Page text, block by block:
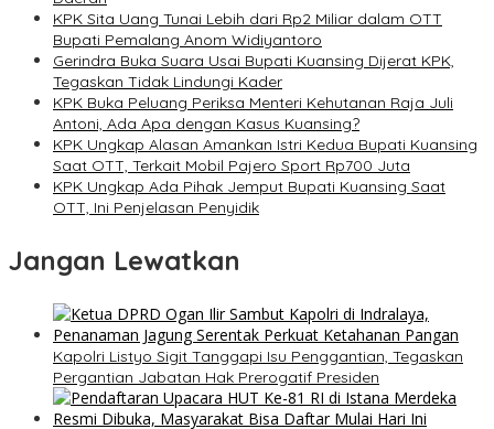
KPK Sita Uang Tunai Lebih dari Rp2 Miliar dalam OTT
Bupati Pemalang Anom Widiyantoro
Gerindra Buka Suara Usai Bupati Kuansing Dijerat KPK,
Tegaskan Tidak Lindungi Kader
KPK Buka Peluang Periksa Menteri Kehutanan Raja Juli
Antoni, Ada Apa dengan Kasus Kuansing?
KPK Ungkap Alasan Amankan Istri Kedua Bupati Kuansing
Saat OTT, Terkait Mobil Pajero Sport Rp700 Juta
KPK Ungkap Ada Pihak Jemput Bupati Kuansing Saat
OTT, Ini Penjelasan Penyidik
Jangan Lewatkan
Kapolri Listyo Sigit Tanggapi Isu Penggantian, Tegaskan
Pergantian Jabatan Hak Prerogatif Presiden